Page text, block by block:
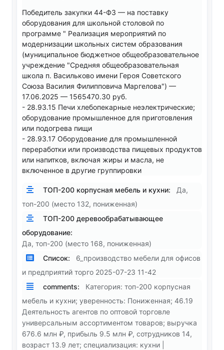
Победитель закупки 44-ФЗ — на поставку
оборудования для школьной столовой по
программе " Реализация мероприятий по
модернизации школьных систем образования
(муниципальное бюджетное общеобразовательное
учреждение "Средняя общеобразовательная
школа п. Васильково имени Героя Советского
Союза Василия Филипповича Маргелова") —
17.06.2025 — 1565470.30 руб.
- 28.93.15 Печи хлебопекарные неэлектрические;
оборудование промышленное для приготовления
или подогрева пищи
- 28.93.17 Оборудование для промышленной
переработки или производства пищевых продуктов
или напитков, включая жиры и масла, не
включенное в другие группировки
ТОП-200 корпусная мебель и кухни:
Да,
топ-200 (место 132, пониженная)
ТОП-200 деревообрабатывающее
оборудование:
Да, топ-200 (место 168, пониженная)
Список:
6_производство мебели для офисов
и предприятий торго 2025-07-23 11-42
comments:
Категория: топ-200 корпусная
мебель и кухни; уверенность: Пониженная; 46.19
Деятельность агентов по оптовой торговле
универсальным ассортиментом товаров; выручка
676.6 млн ₽, прибыль 9.5 млн ₽, сотрудников 14,
возраст 13.9 лет; специализация: кухни |